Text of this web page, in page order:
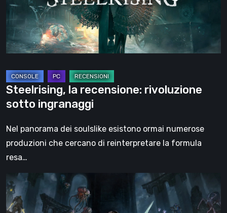
ingranaggi
Steelrising, la recensione: rivoluzione
sotto ingranaggi
Nel panorama dei soulslike esistono ormai numerose
produzioni che cercano di reinterpretare la formula
resa…
DOOM:
The
Dark